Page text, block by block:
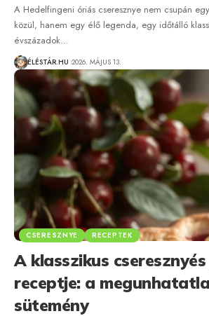
A Hedelfingeni óriás cseresznye nem csupán
közül, hanem egy élő legenda, egy időtálló
évszázadok…
ÉLÉSTÁR.HU 2026. MÁJUS 13.
CSERESZNYE RECEPTEK
A klasszikus
receptje: a
sütemény